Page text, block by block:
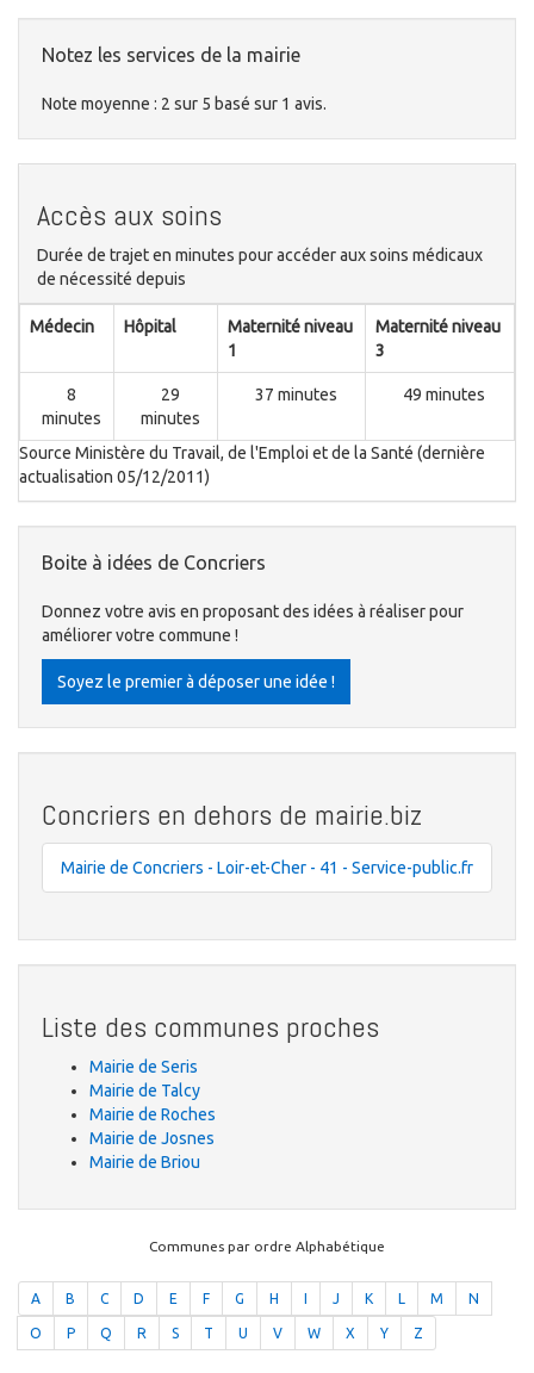
Notez les services de la mairie
Note moyenne : 2 sur 5 basé sur 1 avis.
Accès aux soins
Durée de trajet en minutes pour accéder aux soins médicaux
de nécessité depuis
Médecin Hôpital
Maternité niveau
1
Maternité niveau
3
8
minutes
29
minutes
37 minutes 49 minutes
Source Ministère du Travail, de l'Emploi et de la Santé (dernière
actualisation 05/12/2011)
Boite à idées de Concriers
Donnez votre avis en proposant des idées à réaliser pour
améliorer votre commune !
Soyez le premier à déposer une idée !
Concriers en dehors de mairie.biz
Mairie de Concriers - Loir-et-Cher - 41 - Service-public.fr
Liste des communes proches
Mairie de Seris
Mairie de Talcy
Mairie de Roches
Mairie de Josnes
Mairie de Briou
Communes par ordre Alphabétique
A B C D E F G H J K L M N
O P Q R S T U V W X Y Z